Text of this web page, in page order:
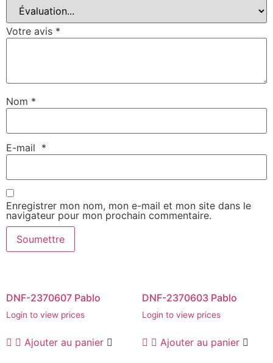
Votre avis *
Nom *
E-mail *
Enregistrer mon nom, mon e-mail et mon site dans le
navigateur pour mon prochain commentaire.
DNF-2370607 Pablo
Login to view prices
Ajouter au panier
DNF-2370603 Pablo
Login to view prices
Ajouter au panier